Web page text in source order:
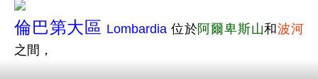
倫巴第大區 Lombardia位於阿爾卑斯山和波河
之間，